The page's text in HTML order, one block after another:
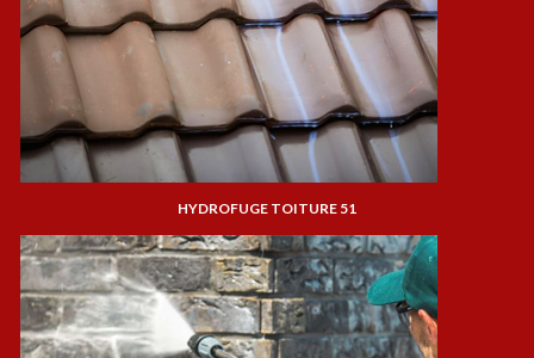
HYDROFUGE TOITURE 51